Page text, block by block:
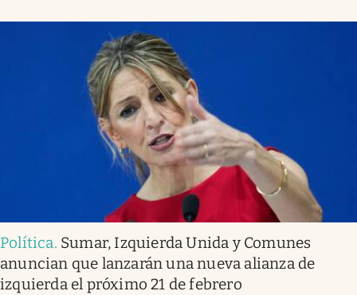
Política. Sumar, Izquierda Unida y Comunes
anuncian que lanzarán una nueva alianza de
izquierda el próximo 21 de febrero